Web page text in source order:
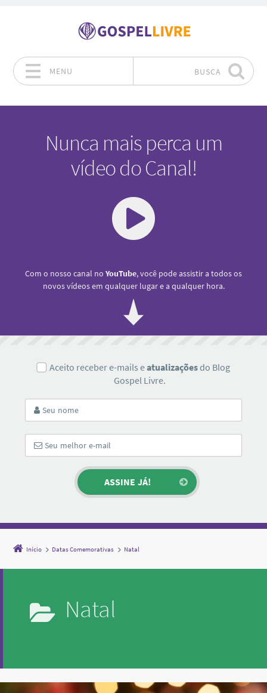
MENU BUSCA
Nunca mais perca um
vídeo do Canal!
Com o nosso canal no YouTube, você pode assistir a todos os
novos vídeos em qualquer lugar e a qualquer hora.
Aceito receber e-mails eatualizaçõesdo Blog
Gospel Livre.
Início Datas Comemorativas Natal
Natal